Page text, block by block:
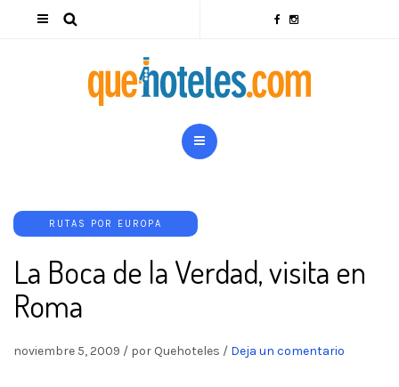
RUTAS POR EUROPA
La Boca de la Verdad, visita en
Roma
noviembre 5, 2009 / por Quehoteles / Deja un comentario